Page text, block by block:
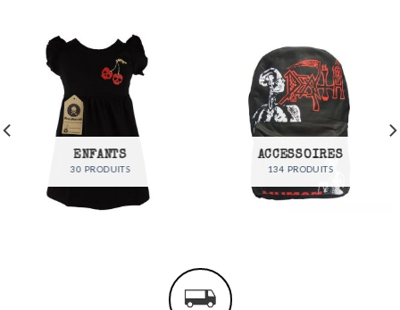
ENFANTS
30 PRODUITS
ACCESSOIRES
134 PRODUITS